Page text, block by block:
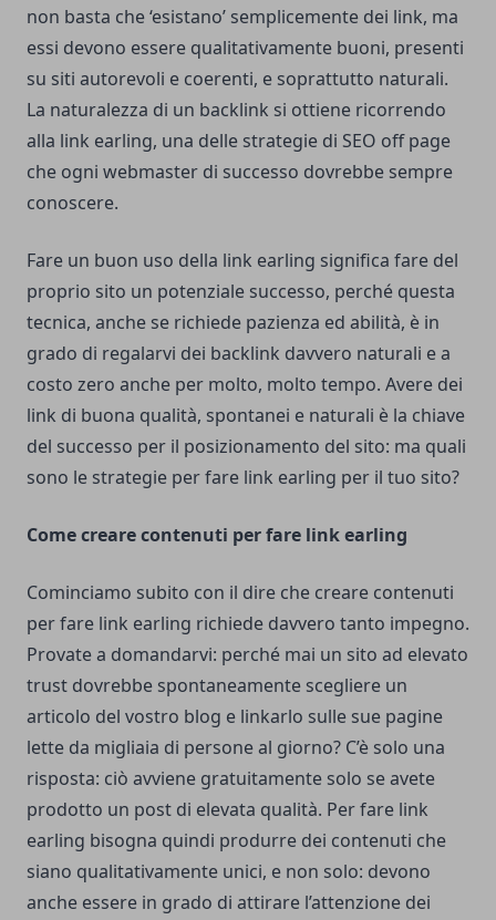
non basta che ‘esistano’ semplicemente dei link, ma
essi devono essere qualitativamente buoni, presenti
su siti autorevoli e coerenti, e soprattutto naturali.
La naturalezza di un backlink si ottiene ricorrendo
alla link earling, una delle strategie di SEO off page
che ogni webmaster di successo dovrebbe sempre
conoscere.
Fare un buon uso della link earling significa fare del
proprio sito un potenziale successo, perché questa
tecnica, anche se richiede pazienza ed abilità, è in
grado di regalarvi dei backlink davvero naturali e a
costo zero anche per molto, molto tempo. Avere dei
link di buona qualità, spontanei e naturali è la chiave
del successo per il posizionamento del sito: ma quali
sono le strategie per fare link earling per il tuo sito?
Come creare contenuti per fare link earling
Cominciamo subito con il dire che creare contenuti
per fare link earling richiede davvero tanto impegno.
Provate a domandarvi: perché mai un sito ad elevato
trust dovrebbe spontaneamente scegliere un
articolo del vostro blog e linkarlo sulle sue pagine
lette da migliaia di persone al giorno? C’è solo una
risposta: ciò avviene gratuitamente solo se avete
prodotto un post di elevata qualità. Per fare link
earling bisogna quindi produrre dei contenuti che
siano qualitativamente unici, e non solo: devono
anche essere in grado di attirare l’attenzione dei